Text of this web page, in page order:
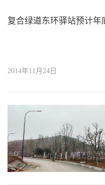
复合绿道东环驿站预计年
2014年11月24日